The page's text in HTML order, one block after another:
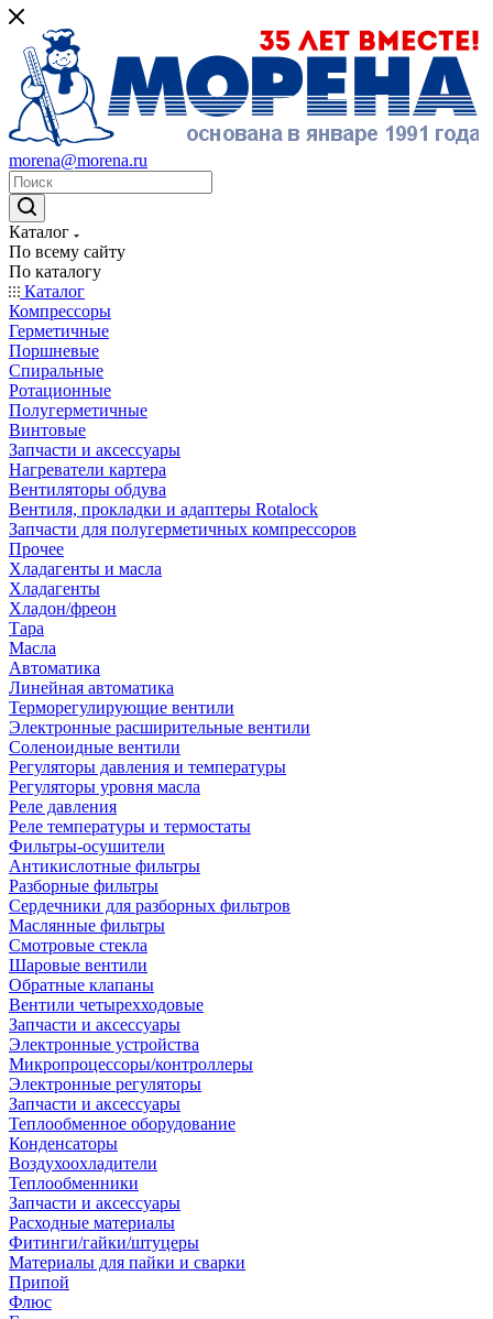
morena@morena.ru
Каталог
По всему сайту
По каталогу
Каталог
Компрессоры
Герметичные
Поршневые
Спиральные
Ротационные
Полугерметичные
Винтовые
Запчасти и аксессуары
Нагреватели картера
Вентиляторы обдува
Вентиля, прокладки и адаптеры Rotalock
Запчасти для полугерметичных компрессоров
Прочее
Хладагенты и масла
Хладагенты
Хладон/фреон
Тара
Масла
Автоматика
Линейная автоматика
Терморегулирующие вентили
Электронные расширительные вентили
Соленоидные вентили
Регуляторы давления и температуры
Регуляторы уровня масла
Реле давления
Реле температуры и термостаты
Фильтры-осушители
Антикислотные фильтры
Разборные фильтры
Сердечники для разборных фильтров
Маслянные фильтры
Смотровые стекла
Шаровые вентили
Обратные клапаны
Вентили четырехходовые
Запчасти и аксессуары
Электронные устройства
Микропроцессоры/контроллеры
Электронные регуляторы
Запчасти и аксессуары
Теплообменное оборудование
Конденсаторы
Воздухоохладители
Теплообменники
Запчасти и аксессуары
Расходные материалы
Фитинги/гайки/штуцеры
Материалы для пайки и сварки
Припой
Флюс